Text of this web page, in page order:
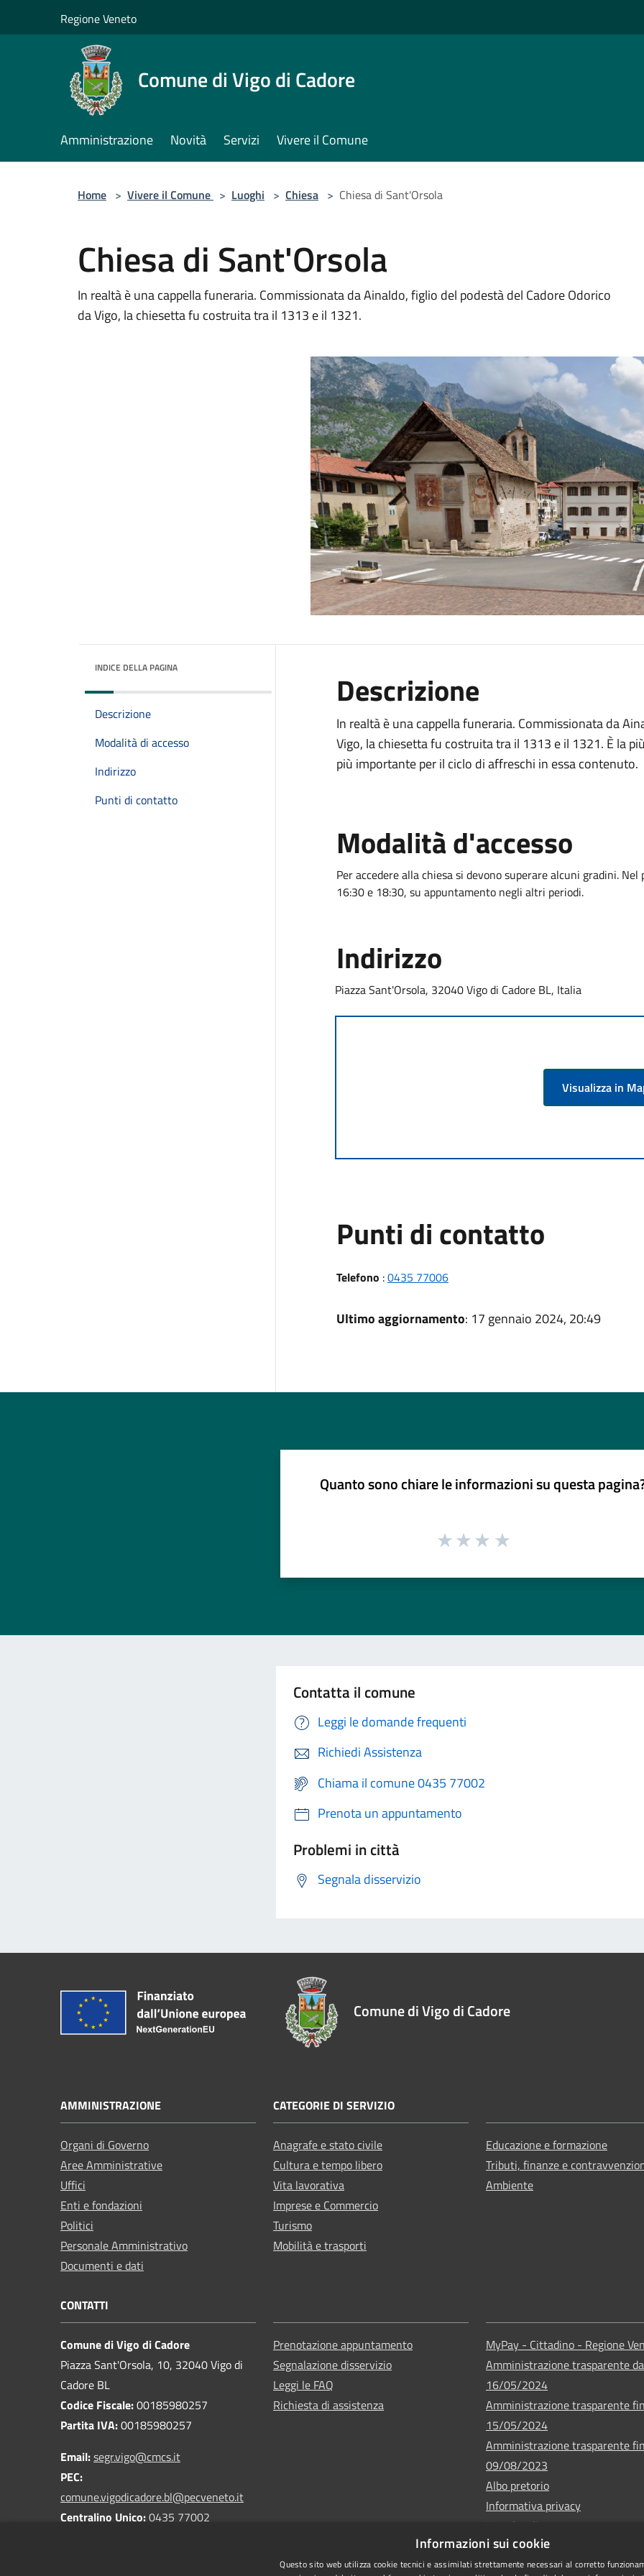
Regione Veneto
Comune di Vigo di Cadore
Amministrazione Novità Servizi Vivere il Comune
Home > Vivere il Comune > Luoghi > Chiesa > Chiesa di Sant'Orsola
Chiesa di Sant'Orsola
In realtà è una cappella funeraria. Commissionata da Ainaldo, figlio del podestà del Cadore Odorico
da Vigo, la chiesetta fu costruita tra il 1313 e il 1321.
INDICE DELLA PAGINA
Descrizione
Modalità di accesso
Indirizzo
Punti di contatto
Descrizione
In realtà è una cappella funeraria. Commissionata da
Vigo, la chiesetta fu costruita tra il 1313 e il 1321. È la
più importante per il ciclo di affreschi in essa contenuto.
Modalità d'accesso
Per accedere alla chiesa si devono superare alcuni gradini.
16:30 e 18:30, su appuntamento negli altri periodi.
Indirizzo
Piazza Sant'Orsola, 32040 Vigo di Cadore BL, Italia
Visualizza in
Punti di contatto
Telefono :0435 77006
Ultimo aggiornamento: 17 gennaio 2024, 20:49
Quanto sono chiare le informazioni su questa
Contatta il comune
Leggi le domande frequenti
Richiedi Assistenza
Chiama il comune 0435 77002
Prenota un appuntamento
Problemi in città
Segnala disservizio
Comune di Vigo di Cadore
AMMINISTRAZIONE
Organi di Governo
Aree Amministrative
Uffici
Enti e fondazioni
Politici
Personale Amministrativo
Documenti e dati
CATEGORIE DI SERVIZIO
Anagrafe e stato civile
Cultura e tempo libero
Vita lavorativa
Imprese e Commercio
Turismo
Mobilità e trasporti
Educazione e formazione
Tributi, finanze e
Ambiente
CONTATTI
Comune di Vigo di Cadore
Piazza Sant'Orsola, 10, 32040 Vigo di
Cadore BL
Codice Fiscale:00185980257
Partita IVA:00185980257
Email:segr.vigo@cmcs.it
PEC:
comune.vigodicadore.bl@pecveneto.it
Centralino Unico:0435 77002
Prenotazione appuntamento
Segnalazione disservizio
Leggi le FAQ
Richiesta di assistenza
MyPay - Cittadino - Regione
Amministrazione trasparente
16/05/2024
Amministrazione trasparente
15/05/2024
Amministrazione trasparente
09/08/2023
Albo pretorio
Informativa privacy
Note legali
Dichiarazione di accessibilità
Informazioni sui cookie
Questo sito web utilizza cookie tecnici e assimilati strettamente necessari al corretto